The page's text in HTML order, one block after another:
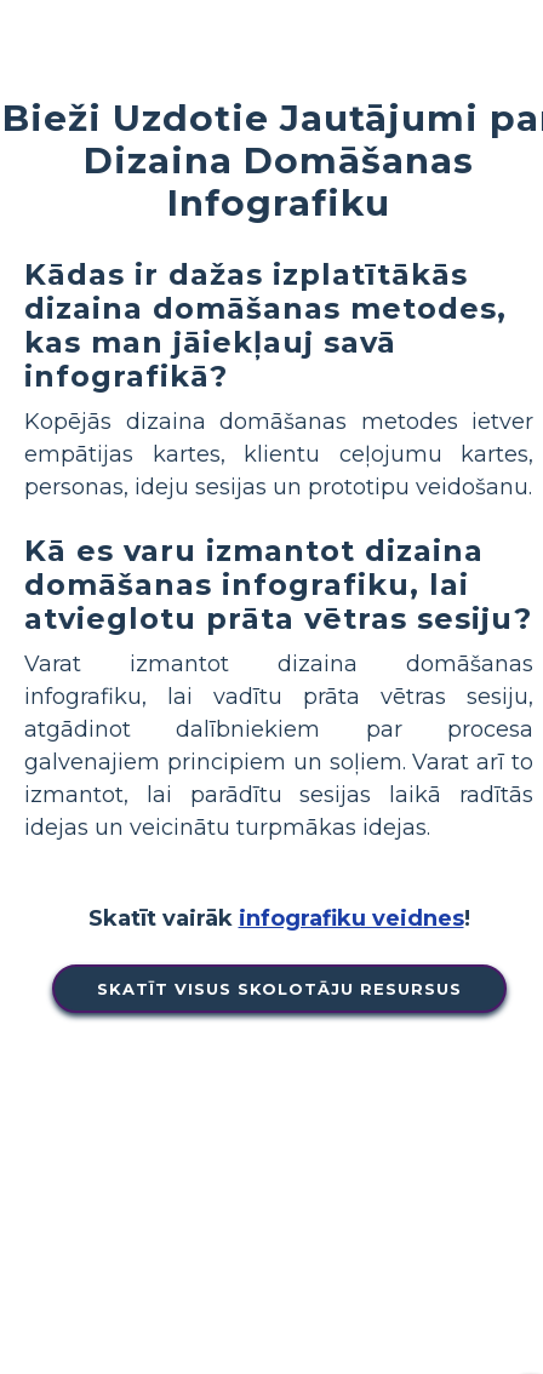
Bieži Uzdotie Jautājumi
Dizaina Domāšanas
Infografiku
Kādas ir dažas izplatītākās
dizaina domāšanas metodes,
kas man jāiekļauj savā
infografikā?
Kopējās dizaina domāšanas metodes ietver
empātijas kartes, klientu ceļojumu kartes,
personas, ideju sesijas un prototipu veidošanu.
Kā es varu izmantot dizaina
domāšanas infografiku, lai
atvieglotu prāta vētras sesiju?
Varat izmantot dizaina domāšanas
infografiku, lai vadītu prāta vētras sesiju,
atgādinot dalībniekiem par procesa
galvenajiem principiem un soļiem. Varat arī to
izmantot, lai parādītu sesijas laikā radītās
idejas un veicinātu turpmākas idejas.
Skatīt vairāk infografiku veidnes!
SKATĪT VISUS SKOLOTĀJU RESURSUS